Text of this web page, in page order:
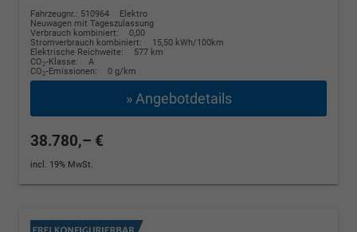
Fahrzeugnr.: 510964
Elektro
Neuwagen mit Tageszulassung
Verbrauch kombiniert:
0,00
Stromverbrauch kombiniert:
15,50 kWh/100km
Elektrische Reichweite:
577 km
CO2-Klasse:
A
CO2-Emissionen: 0 g/km
» Angebotdetails
38.780,– €
incl. 19% MwSt.